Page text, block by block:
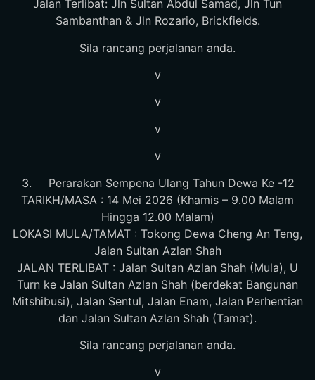
Jalan Terlibat: Jln Sultan Abdul Samad, Jln Tun
Sambanthan & Jln Rozario, Brickfields.
Sila rancang perjalanan anda.
v
v
v
v
Perarakan Sempena Ulang Tahun Dewa Ke -12
TARIKH/MASA : 14 Mei 2026 (Khamis – 9.00 Malam
Hingga 12.00 Malam)
LOKASI MULA/TAMAT : Tokong Dewa Cheng An Teng,
Jalan Sultan Azlan Shah
JALAN TERLIBAT : Jalan Sultan Azlan Shah (Mula), U
Turn ke Jalan Sultan Azlan Shah (berdekat Bangunan
Mitshibusi), Jalan Sentul, Jalan Enam, Jalan Perhentian
dan Jalan Sultan Azlan Shah (Tamat).
Sila rancang perjalanan anda.
v